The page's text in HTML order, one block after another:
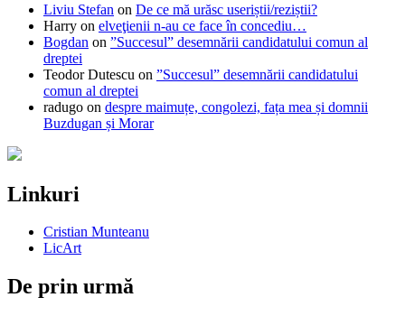
Liviu Stefan on De ce mă urăsc useriștii/reziștii?
Harry on elveţienii n-au ce face în concediu…
Bogdan on ”Succesul” desemnării candidatului comun al
dreptei
Teodor Dutescu on ”Succesul” desemnării candidatului
comun al dreptei
radugo on despre maimuțe, congolezi, fața mea și domnii
Buzdugan și Morar
Linkuri
Cristian Munteanu
LicArt
De prin urmă